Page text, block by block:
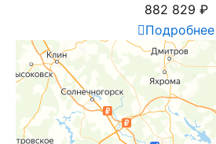
882 829 ₽
Подробнее